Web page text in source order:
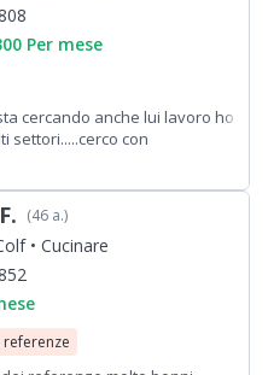
Per mese
cercando anche lui lavoro ho
settori.....cerco con
(46 a.)
• Cucinare